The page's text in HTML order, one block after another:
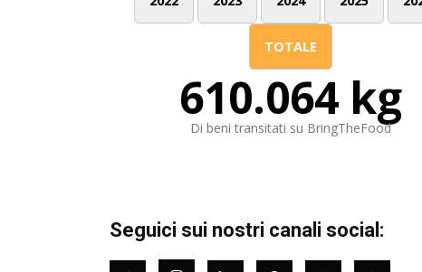
TOTALE
610.064 kg
Di beni transitati su BringTheFood
Seguici sui nostri canali social: